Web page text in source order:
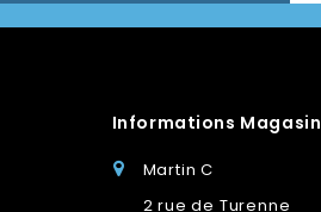
Informations Magasin
Martin C
2 rue de Turenne